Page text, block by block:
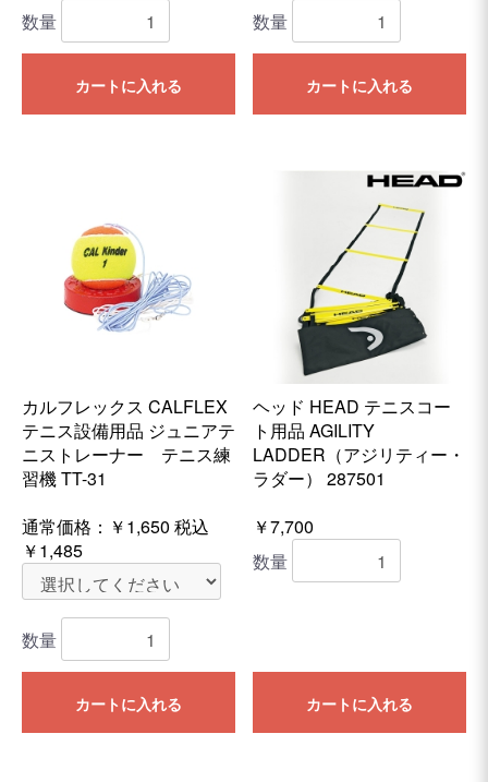
数量
カートに入れる
数量
カートに入れる
カルフレックス CALFLEX
テニス設備用品 ジュニアテ
ニストレーナー テニス練
習機 TT-31
通常価格： ￥1,650 税込
￥1,485
数量
カートに入れる
ヘッド HEAD テニスコー
ト用品 AGILITY
LADDER（アジリティー・
ラダー） 287501
￥7,700
数量
カートに入れる